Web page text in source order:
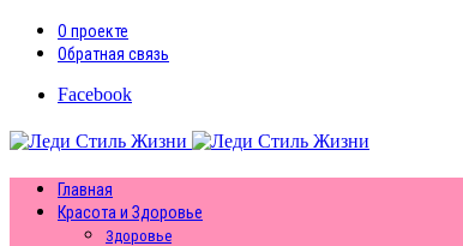
О проекте
Обратная связь
Facebook
Главная
Красота и Здоровье
Здоровье